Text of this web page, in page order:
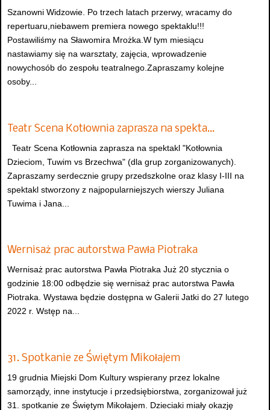
Szanowni Widzowie. Po trzech latach przerwy, wracamy do
repertuaru,niebawem premiera nowego spektaklu!!!
Postawiliśmy na Sławomira Mrożka.W tym miesiącu
nastawiamy się na warsztaty, zajęcia, wprowadzenie
nowychosób do zespołu teatralnego.Zapraszamy kolejne
osoby...
Teatr Scena Kotłownia zaprasza na spekta…
Teatr Scena Kotłownia zaprasza na spektakl "Kotłownia
Dzieciom, Tuwim vs Brzechwa" (dla grup zorganizowanych).
Zapraszamy serdecznie grupy przedszkolne oraz klasy I-III na
spektakl stworzony z najpopularniejszych wierszy Juliana
Tuwima i Jana...
Wernisaż prac autorstwa Pawła Piotraka
Wernisaż prac autorstwa Pawła Piotraka Już 20 stycznia o
godzinie 18:00 odbędzie się wernisaż prac autorstwa Pawła
Piotraka. Wystawa będzie dostępna w Galerii Jatki do 27 lutego
2022 r. Wstęp na...
31. Spotkanie ze Świętym Mikołajem
19 grudnia Miejski Dom Kultury wspierany przez lokalne
samorządy, inne instytucje i przedsiębiorstwa, zorganizował już
31. spotkanie ze Świętym Mikołajem. Dzieciaki miały okazję